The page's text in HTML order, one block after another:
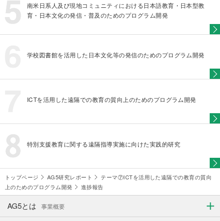
南米日系人及び現地コミュニティにおける日本語教育・日本型教
育・日本文化の発信・普及のためのプログラム開発
学校図書館を活用した日本文化等の発信のためのプログラム開発
ICTを活用した遠隔での教育の質向上のためのプログラム開発
特別支援教育に関する遠隔指導実施に向けた実践的研究
トップページ AG5研究レポート
テーマ⑦ICTを活用した遠隔での教育の質向
上のためのプログラム開発
進捗報告
AG5とは 事業概要